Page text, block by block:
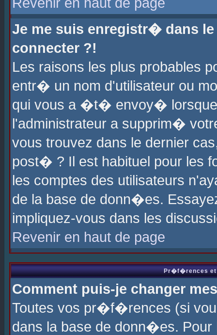
Je me suis enregistr� dans
connecter ?!
Les raisons les plus probables
entr� un nom d'utilisateur ou
qui vous a �t� envoy�
l'administrateur a supprim�
vous trouvez dans le dernier
post� ? Il est habituel pour les
les comptes des utilisateurs
de la base de donn�es.
impliquez-vous dans les
Revenir en haut de page
Pr�f�rences et
Comment puis-je changer
Toutes vos pr�f�rences (si
dans la base de donn�es.